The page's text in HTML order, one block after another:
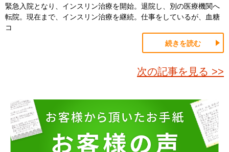
緊急入院となり、インスリン治療を開始。退院し、別の医療機関へ
転院。現在まで、インスリン治療を継続。仕事をしているが、血糖
コ
続きを読む
次の記事を見る >>